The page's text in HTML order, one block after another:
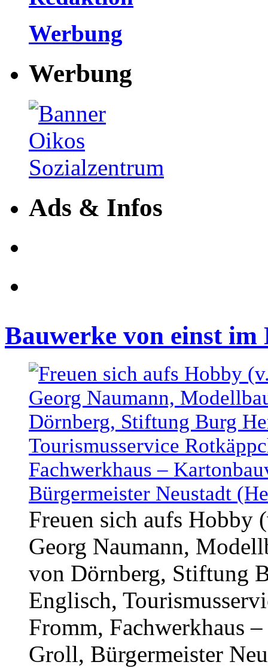
Werbung
Werbung
Ads & Infos
Bauwerke von einst im
Freuen sich aufs Hobby
Georg Naumann,
von Dörnberg, Stiftung
Englisch,
Fromm, Fachwerkhaus
Groll, Bürgermeister